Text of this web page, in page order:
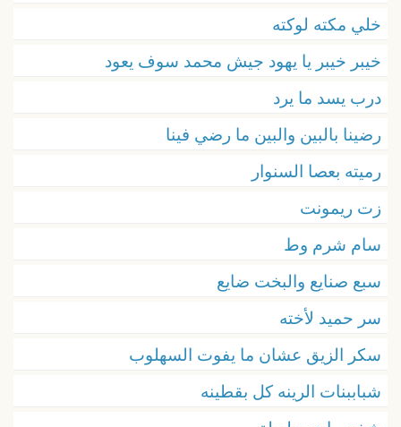
خلي مكته لوكته
خيبر خيبر يا يهود جيش محمد سوف يعود
درب يسد ما يرد
رضينا بالبين والبين ما رضي فينا
رميته بعصا السنوار
زت ريمونت
سام شرم وط
سبع صنايع والبخت ضايع
سر حميد لأخته
سكر الزيق عشان ما يفوت السهلوب
شباببنات الرينه كل بقطينه